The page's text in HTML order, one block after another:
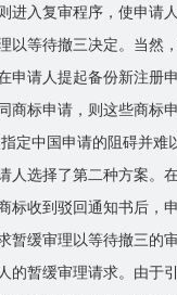
进入复审程序，使申请
以等待撤三决定。当然
申请人提起备份新注册
商标申请，则这些商标
定中国申请的阻碍并难
人选择了第二种方案。
标收到驳回通知书后，
暂缓审理以等待撤三的审
的暂缓审理请求。由于